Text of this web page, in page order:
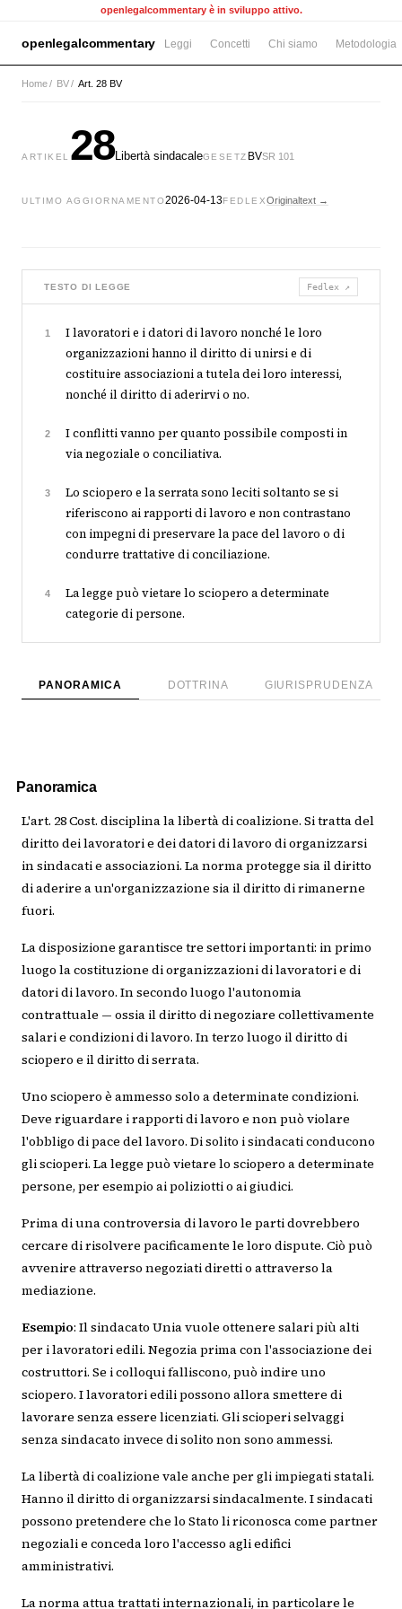
openlegalcommentary è in sviluppo attivo.
openlegalcommentary Leggi Concetti Chi siamo Metodologia
Home/ BV/ Art. 28 BV
ARTIKEL 28Libertà sindacaleGESETZ BVSR 101
ULTIMO AGGIORNAMENTO2026-04-13FEDLEXOriginaltext →
TESTO DI LEGGE Fedlex ↗
1
I lavoratori e i datori di lavoro nonché le loro
organizzazioni hanno il diritto di unirsi e di
costituire associazioni a tutela dei loro interessi,
nonché il diritto di aderirvi o no.
2
I conflitti vanno per quanto possibile composti in
via negoziale o conciliativa.
3
Lo sciopero e la serrata sono leciti soltanto se si
riferiscono ai rapporti di lavoro e non contrastano
con impegni di preservare la pace del lavoro o di
condurre trattative di conciliazione.
4
La legge può vietare lo sciopero a determinate
categorie di persone.
PANORAMICA DOTTRINA GIURISPRUDENZA
Panoramica
L'art. 28 Cost. disciplina la libertà di coalizione. Si tratta del
diritto dei lavoratori e dei datori di lavoro di organizzarsi
in sindacati e associazioni. La norma protegge sia il diritto
di aderire a un'organizzazione sia il diritto di rimanerne
fuori.
La disposizione garantisce tre settori importanti: in primo
luogo la costituzione di organizzazioni di lavoratori e di
datori di lavoro. In secondo luogo l'autonomia
contrattuale — ossia il diritto di negoziare collettivamente
salari e condizioni di lavoro. In terzo luogo il diritto di
sciopero e il diritto di serrata.
Uno sciopero è ammesso solo a determinate condizioni.
Deve riguardare i rapporti di lavoro e non può violare
l'obbligo di pace del lavoro. Di solito i sindacati conducono
gli scioperi. La legge può vietare lo sciopero a determinate
persone, per esempio ai poliziotti o ai giudici.
Prima di una controversia di lavoro le parti dovrebbero
cercare di risolvere pacificamente le loro dispute. Ciò può
avvenire attraverso negoziati diretti o attraverso la
mediazione.
Esempio: Il sindacato Unia vuole ottenere salari più alti
per i lavoratori edili. Negozia prima con l'associazione dei
costruttori. Se i colloqui falliscono, può indire uno
sciopero. I lavoratori edili possono allora smettere di
lavorare senza essere licenziati. Gli scioperi selvaggi
senza sindacato invece di solito non sono ammessi.
La libertà di coalizione vale anche per gli impiegati statali.
Hanno il diritto di organizzarsi sindacalmente. I sindacati
possono pretendere che lo Stato li riconosca come partner
negoziali e conceda loro l'accesso agli edifici
amministrativi.
La norma attua trattati internazionali, in particolare le